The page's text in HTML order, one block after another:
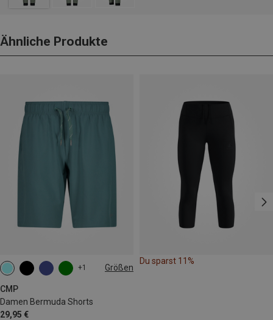
Ähnliche Produkte
+1 Größen
CMP
Damen Bermuda Shorts
29,95 €
XXS XS M
L
XXL
Du sparst 11%